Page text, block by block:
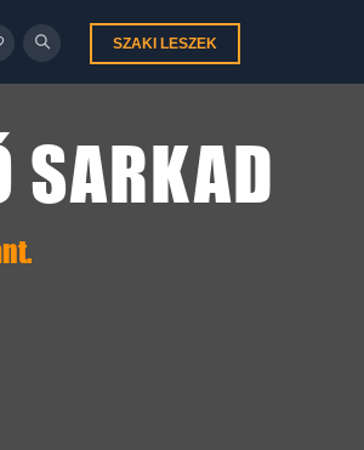
SZAKI LESZEK
SARKAD